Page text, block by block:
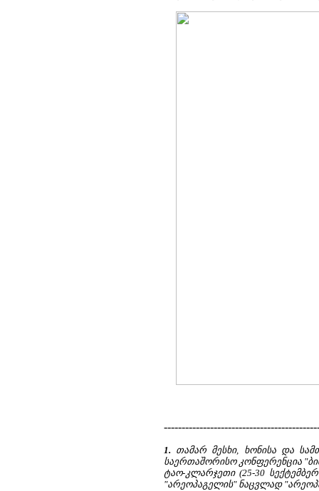
1. თამარ მესხი, ხონისა და
საერთაშორისო კონფერენცია
ტაო-კლარჯეთი (25-30
"არეოპაგელის" ნაცვლად